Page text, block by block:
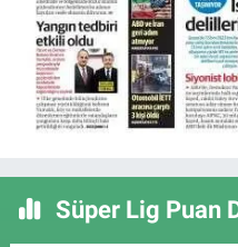
Süper Lig Puan